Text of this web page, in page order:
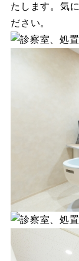
たします。気
ださい。